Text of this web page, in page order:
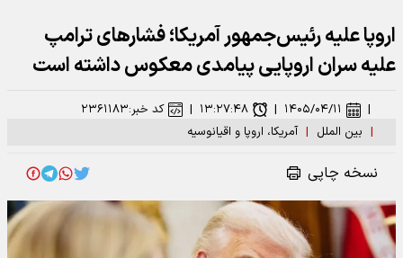
اروپا علیه رئیس‌جمهور آمریکا؛ فشارهای ترامپ
علیه سران اروپایی پیامدی معکوس داشته است
| بین الملل | آمریکا، اروپا و اقیانوسیه
| ۱۴۰۵/۰۴/۱۱ | ۱۳:۲۷:۴۸ | کد خبر:۲۳۶۱۱۸۳
نسخه چاپی